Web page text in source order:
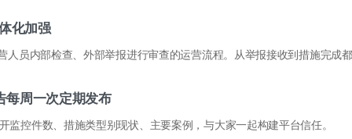
化加强
人员内部检查、外部举报进行审查的运营流程。从举报接收到措施完成
每周一次定期发布
监控件数、措施类型别现状、主要案例，与大家一起构建平台信任。